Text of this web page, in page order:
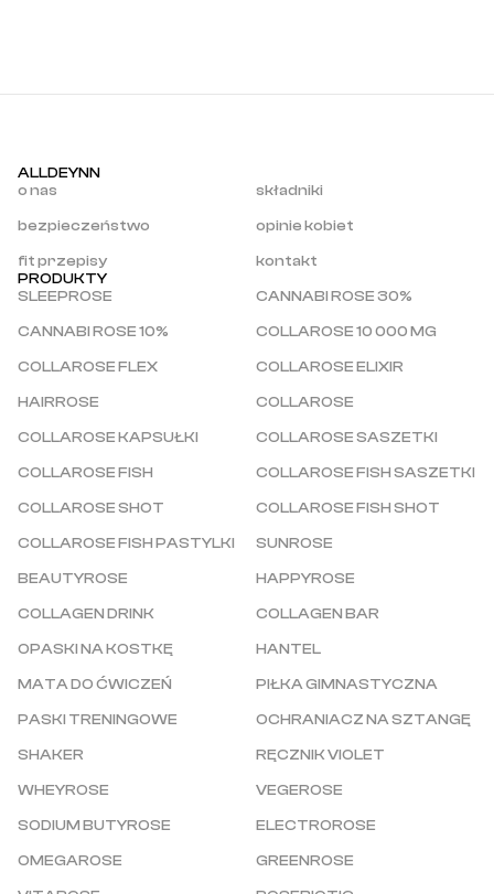
ALLDEYNN
o nas
składniki
bezpieczeństwo
opinie kobiet
fit przepisy
kontakt
PRODUKTY
SLEEPROSE
CANNABI ROSE 30%
CANNABI ROSE 10%
COLLAROSE 10 000 MG
COLLAROSE FLEX
COLLAROSE ELIXIR
HAIRROSE
COLLAROSE
COLLAROSE KAPSUŁKI
COLLAROSE SASZETKI
COLLAROSE FISH
COLLAROSE FISH SASZETKI
COLLAROSE SHOT
COLLAROSE FISH SHOT
COLLAROSE FISH PASTYLKI
SUNROSE
BEAUTYROSE
HAPPYROSE
COLLAGEN DRINK
COLLAGEN BAR
OPASKI NA KOSTKĘ
HANTEL
MATA DO ĆWICZEŃ
PIŁKA GIMNASTYCZNA
PASKI TRENINGOWE
OCHRANIACZ NA SZTANGĘ
SHAKER
RĘCZNIK VIOLET
WHEYROSE
VEGEROSE
SODIUM BUTYROSE
ELECTROROSE
OMEGAROSE
GREENROSE